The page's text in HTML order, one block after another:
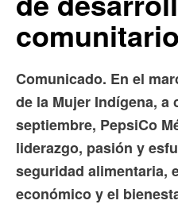
comunitario
Comunicado. En el
de la Mujer Indígena, a
septiembre, PepsiCo
liderazgo, pasión y
seguridad alimentaria,
económico y el